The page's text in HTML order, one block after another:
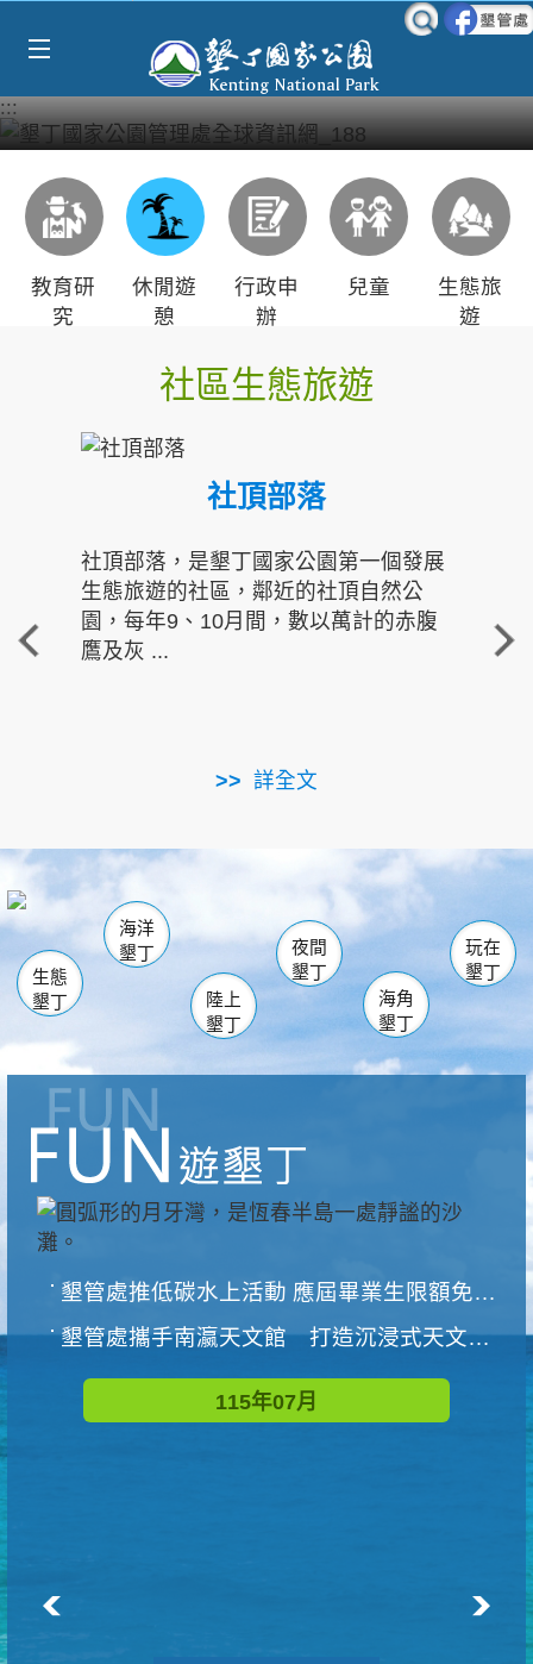
:::
教育研
究
休閒遊
憩
行政申
辦
兒童
生態旅
遊
社區生態旅遊
社頂部落
社頂部落，是墾丁國家公園第一個發展
生態旅遊的社區，鄰近的社頂自然公
園，每年9、10月間，數以萬計的赤腹
鷹及灰 ...
詳全文
重
走進
南仁湖
海生館
恆春 佳樂水
龍鑾潭自然中心 森林遊樂區
瓊麻館
關山 墾管處遊客中心
社頂公園 風吹沙
船帆石
白砂 龍磐公園
香蕉灣
砂島
鵝鑾鼻
生態
墾丁
海洋
墾丁
陸上
墾丁
夜間
墾丁
海角
墾丁
玩在
墾丁
墾管處推低碳水上活動 應屆畢業生限額免費參加
墾管處攜手南瀛天文館 打造沉浸式天文探索營隊
115年07月